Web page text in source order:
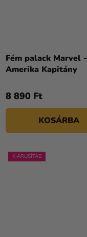
Fém palack Marvel -
Amerika Kapitány
8 890 Ft
KOSÁRBA
KIÁRUSÍTÁS